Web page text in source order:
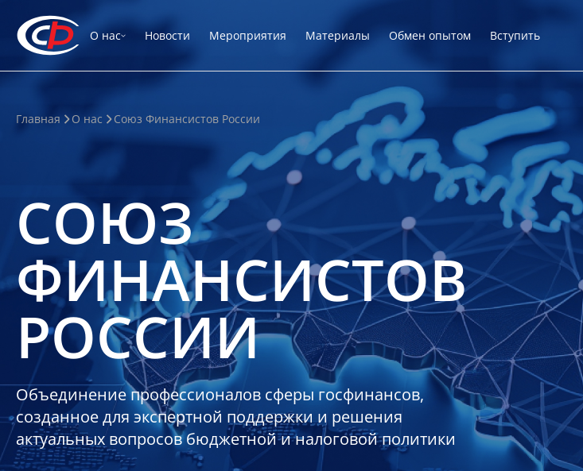
О нас Новости Мероприятия Материалы Обмен опытом Вступить
Главная О нас Союз Финансистов России
СОЮЗ
ФИНАНСИСТОВ
РОССИИ
Объединение профессионалов сферы госфинансов,
созданное для экспертной поддержки и решения
актуальных вопросов бюджетной и налоговой политики